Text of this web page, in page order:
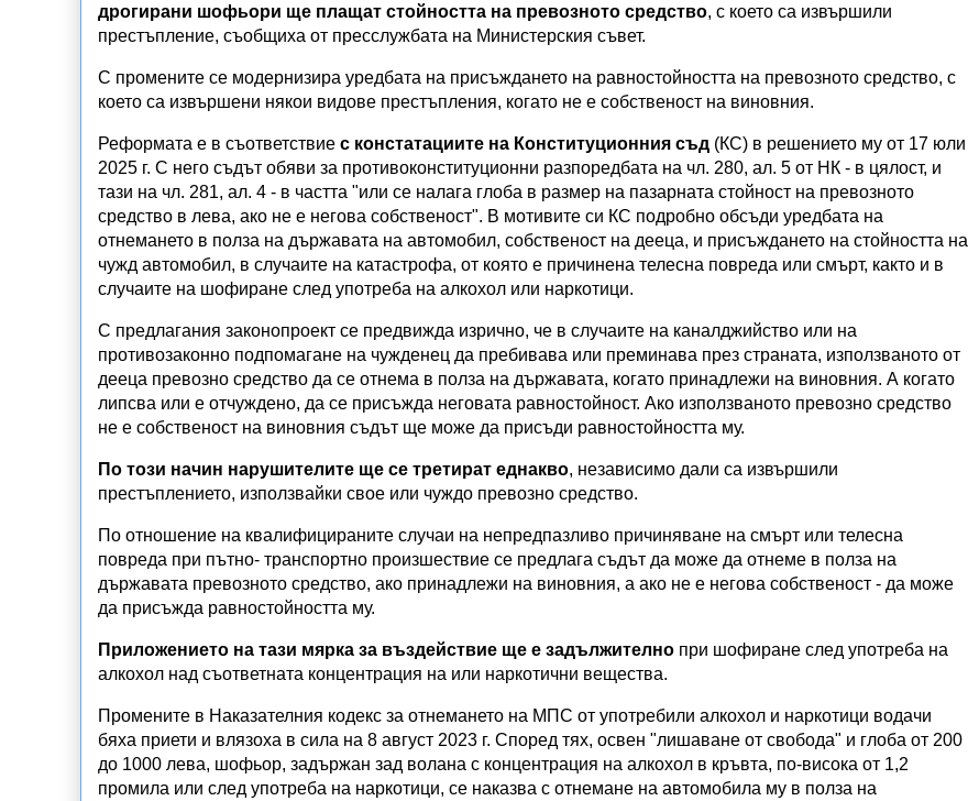
дрогирани шофьори ще плащат стойността на превозното средство, с което са извършили
престъпление, съобщиха от пресслужбата на Министерския съвет.
С промените се модернизира уредбата на присъждането на равностойността на превозното средство, с
което са извършени някои видове престъпления, когато не е собственост на виновния.
Реформата е в съответствие с констатациите на Конституционния съд (КС) в решението му от 17 юли
2025 г. С него съдът обяви за противоконституционни разпоредбата на чл. 280, ал. 5 от НК - в цялост, и
тази на чл. 281, ал. 4 - в частта "или се налага глоба в размер на пазарната стойност на превозното
средство в лева, ако не е негова собственост". В мотивите си КС подробно обсъди уредбата на
отнемането в полза на държавата на автомобил, собственост на дееца, и присъждането на стойността на
чужд автомобил, в случаите на катастрофа, от която е причинена телесна повреда или смърт, както и в
случаите на шофиране след употреба на алкохол или наркотици.
С предлагания законопроект се предвижда изрично, че в случаите на каналджийство или на
противозаконно подпомагане на чужденец да пребивава или преминава през страната, използваното от
дееца превозно средство да се отнема в полза на държавата, когато принадлежи на виновния. А когато
липсва или е отчуждено, да се присъжда неговата равностойност. Ако използваното превозно средство
не е собственост на виновния съдът ще може да присъди равностойността му.
По този начин нарушителите ще се третират еднакво, независимо дали са извършили
престъплението, използвайки свое или чуждо превозно средство.
По отношение на квалифицираните случаи на непредпазливо причиняване на смърт или телесна
повреда при пътно- транспортно произшествие се предлага съдът да може да отнеме в полза на
държавата превозното средство, ако принадлежи на виновния, а ако не е негова собственост - да може
да присъжда равностойността му.
Приложението на тази мярка за въздействие ще е задължително при шофиране след употреба на
алкохол над съответната концентрация на или наркотични вещества.
Промените в Наказателния кодекс за отнемането на МПС от употребили алкохол и наркотици водачи
бяха приети и влязоха в сила на 8 август 2023 г. Според тях, освен "лишаване от свобода" и глоба от 200
до 1000 лева, шофьор, задържан зад волана с концентрация на алкохол в кръвта, по-висока от 1,2
промила или след употреба на наркотици, се наказва с отнемане на автомобила му в полза на